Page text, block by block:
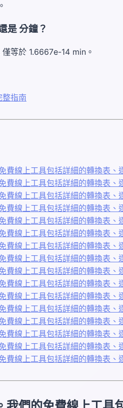
是 分鐘？
等於 1.6667e-14 min。
整指南
費線上工具包括詳細的轉換表
費線上工具包括詳細的轉換表
費線上工具包括詳細的轉換表
費線上工具包括詳細的轉換表
費線上工具包括詳細的轉換表
費線上工具包括詳細的轉換表
費線上工具包括詳細的轉換表
費線上工具包括詳細的轉換表
費線上工具包括詳細的轉換表、
費線上工具包括詳細的轉換表
費線上工具包括詳細的轉換表
費線上工具包括詳細的轉換表
費線上工具包括詳細的轉換表
費線上工具包括詳細的轉換表
費線上工具包括詳細的轉換表
費線上工具包括詳細的轉換表